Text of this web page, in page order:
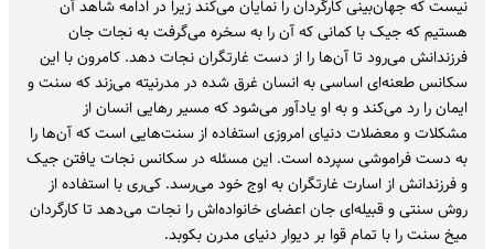
نیست که جهان‌بینی کارگردان را نمایان می‌کند زیرا در ادامه شاهد آن
هستیم که جیک با کمانی که آن را به سخره می‌گرفت به نجات جان
فرزندانش می‌رود تا آن‌ها را از دست غارتگران نجات دهد. کامرون با این
سکانس طعنه‌ای اساسی به انسان غرق شده در مدرنیته‌ می‌زند که سنت و
ایمان را رد می‌کند و به او یادآور می‌شود که مسیر رهایی انسان از
مشکلات و معضلات دنیای امروزی استفاده از سنت‌هایی است که آن‌ها را
به دست فراموشی سپرده است. این مسئله در سکانس نجات یافتن جیک
و فرزندانش از اسارت غارتگران به اوج خود می‌رسد. کی‌ری با استفاده از
روش سنتی و قبیله‌ای جان اعضای خانواده‌اش را نجات می‌دهد تا کارگردان
میخ سنت را با تمام قوا بر دیوار دنیای مدرن بکوبد.